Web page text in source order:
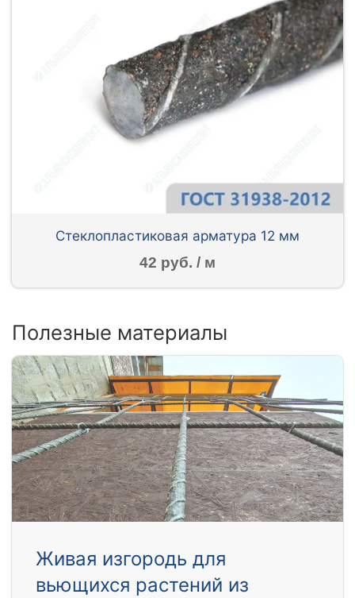
Стеклопластиковая арматура 12 мм
42 руб. / м
Полезные материалы
Живая изгородь для
вьющихся растений из